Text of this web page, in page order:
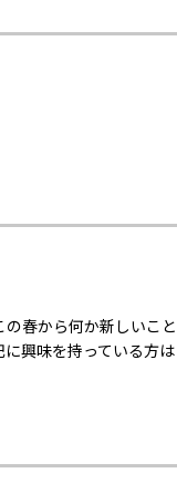
春から何か新しいこと
興味を持っている方は